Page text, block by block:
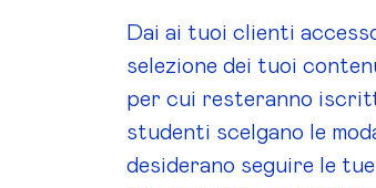
Dai ai tuoi clienti
selezione dei tuoi
per cui resteranno
studenti scelgano le
desiderano seguire le